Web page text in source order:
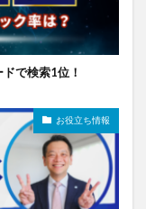
で検索1位！
お役立ち情報